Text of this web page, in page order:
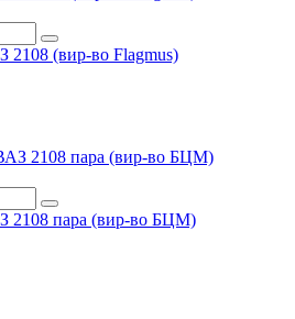
2108 (вир-во Flagmus)
2108 пара (вир-во БЦМ)